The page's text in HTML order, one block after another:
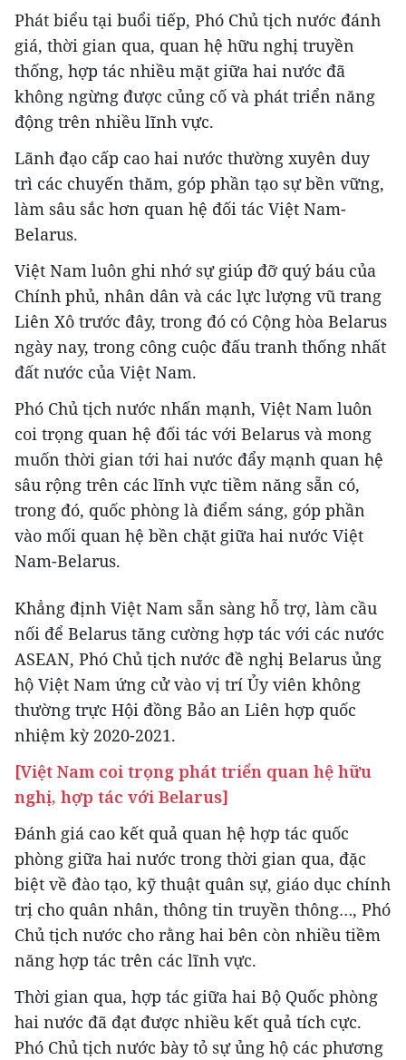
Phát biểu tại buổi tiếp, Phó Chủ tịch nước đánh
giá, thời gian qua, quan hệ hữu nghị truyền
thống, hợp tác nhiều mặt giữa hai nước đã
không ngừng được củng cố và phát triển năng
động trên nhiều lĩnh vực.
Lãnh đạo cấp cao hai nước thường xuyên duy
trì các chuyến thăm, góp phần tạo sự bền vững,
làm sâu sắc hơn quan hệ đối tác Việt Nam-
Belarus.
Việt Nam luôn ghi nhớ sự giúp đỡ quý báu của
Chính phủ, nhân dân và các lực lượng vũ trang
Liên Xô trước đây, trong đó có Cộng hòa Belarus
ngày nay, trong công cuộc đấu tranh thống nhất
đất nước của Việt Nam.
Phó Chủ tịch nước nhấn mạnh, Việt Nam luôn
coi trọng quan hệ đối tác với Belarus và mong
muốn thời gian tới hai nước đẩy mạnh quan hệ
sâu rộng trên các lĩnh vực tiềm năng sẵn có,
trong đó, quốc phòng là điểm sáng, góp phần
vào mối quan hệ bền chặt giữa hai nước Việt
Nam-Belarus.
Khẳng định Việt Nam sẵn sàng hỗ trợ, làm cầu
nối để Belarus tăng cường hợp tác với các nước
ASEAN, Phó Chủ tịch nước đề nghị Belarus ủng
hộ Việt Nam ứng cử vào vị trí Ủy viên không
thường trực Hội đồng Bảo an Liên hợp quốc
nhiệm kỳ 2020-2021.
[Việt Nam coi trọng phát triển quan hệ hữu
nghị, hợp tác với Belarus]
Đánh giá cao kết quả quan hệ hợp tác quốc
phòng giữa hai nước trong thời gian qua, đặc
biệt về đào tạo, kỹ thuật quân sự, giáo dục chính
trị cho quân nhân, thông tin truyền thông…, Phó
Chủ tịch nước cho rằng hai bên còn nhiều tiềm
năng hợp tác trên các lĩnh vực.
Thời gian qua, hợp tác giữa hai Bộ Quốc phòng
hai nước đã đạt được nhiều kết quả tích cực.
Phó Chủ tịch nước bày tỏ sự ủng hộ các phương